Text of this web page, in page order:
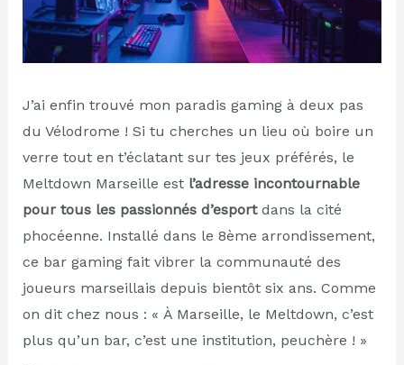
J’ai enfin trouvé mon paradis gaming à deux pas
du Vélodrome ! Si tu cherches un lieu où boire un
verre tout en t’éclatant sur tes jeux préférés, le
Meltdown Marseille est l’adresse incontournable
pour tous les passionnés d’esportdans la cité
phocéenne. Installé dans le 8ème arrondissement,
ce bar gaming fait vibrer la communauté des
joueurs marseillais depuis bientôt six ans. Comme
on dit chez nous : « À Marseille, le Meltdown, c’est
plus qu’un bar, c’est une institution, peuchère ! »